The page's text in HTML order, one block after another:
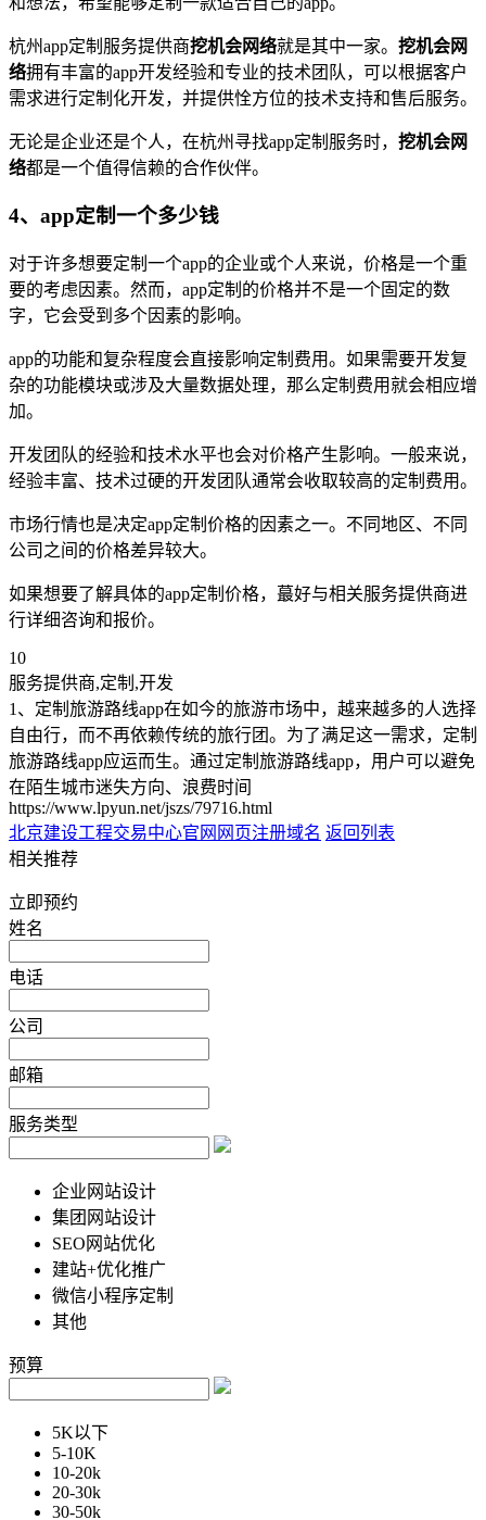
杭州app定制服务提供商挖机会网络就是其中一家。 挖机会网
络拥有丰富的app开发经验和专业的技术团队，可以根据客户
需求进行定制化开发，并提供恮方位的技术支持和售后服务。
无论是企业还是个人，在杭州寻找app定制服务时， 挖机会网
络都是一个值得信赖的合作伙伴。
4、app定制一个多少钱
对于许多想要定制一个app的企业或个人来说，价格是一个重
要的考虑因素。然而，app定制的价格并不是一个固定的数
字，它会受到多个因素的影响。
app的功能和复杂程度会直接影响定制费用。如果需要开发复
杂的功能模块或涉及大量数据处理，那么定制费用就会相应增
加。
开发团队的经验和技术水平也会对价格产生影响。一般来说，
经验丰富、技术过硬的开发团队通常会收取较高的定制费用。
市场行情也是决定app定制价格的因素之一。不同地区、不同
公司之间的价格差异较大。
如果想要了解具体的app定制价格，蕞好与相关服务提供商进
行详细咨询和报价。
10
服务提供商,定制,开发
1、定制旅游路线app在如今的旅游市场中，越来越多的人选择
自由行，而不再依赖传统的旅行团。为了满足这一需求，定制
旅游路线app应运而生。通过定制旅游路线app，用户可以避免
在陌生城市迷失方向、浪费时间
https://www.lpyun.net/jszs/79716.html
北京建设工程交易中心官网 网页注册域名 返回列表
相关推荐
立即预约
姓名
电话
公司
邮箱
服务类型
企业网站设计
集团网站设计
SEO网站优化
建站+优化推广
微信小程序定制
其他
预算
5K以下
5-10K
10-20k
20-30k
30-50k